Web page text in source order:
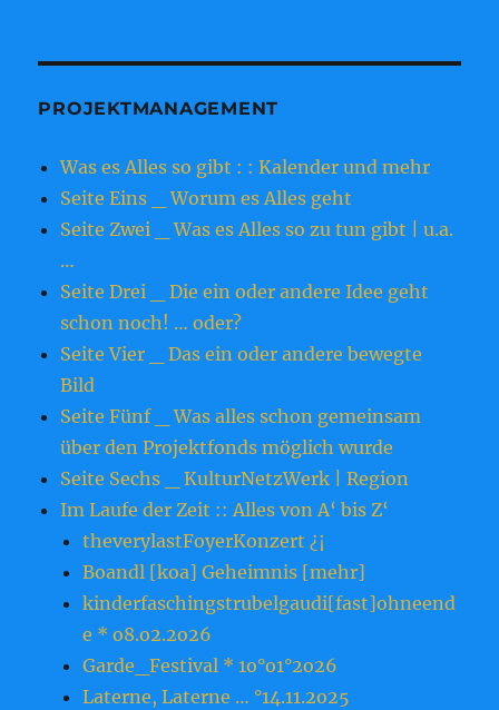
PROJEKTMANAGEMENT
Was es Alles so gibt : : Kalender und mehr
Seite Eins _ Worum es Alles geht
Seite Zwei _ Was es Alles so zu tun gibt | u.a.
…
Seite Drei _ Die ein oder andere Idee geht
schon noch! … oder?
Seite Vier _ Das ein oder andere bewegte
Bild
Seite Fünf _ Was alles schon gemeinsam
über den Projektfonds möglich wurde
Seite Sechs _ KulturNetzWerk | Region
Im Laufe der Zeit :: Alles von A‘ bis Z‘
theverylastFoyerKonzert ¿¡
Boandl [koa] Geheimnis [mehr]
kinderfaschingstrubelgaudi[fast]ohneend
e * o8.o2.2o26
Garde_Festival * 1o°o1°2o26
Laterne, Laterne … °14.11.2o25